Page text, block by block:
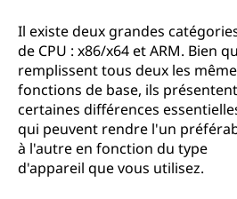
Il existe deux grandes
de CPU : x86/x64 et ARM. Bien
remplissent tous deux les
fonctions de base, ils présentent
certaines différences
qui peuvent rendre l'un
à l'autre en fonction du type
d'appareil que vous utilisez.